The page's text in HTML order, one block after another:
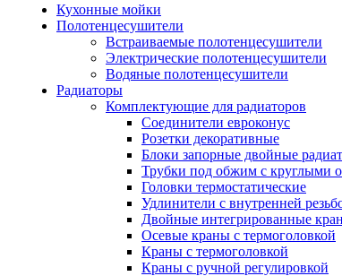
Кухонные мойки
Полотенцесушители
Встраиваемые полотенцесушители
Электрические полотенцесушители
Водяные полотенцесушители
Радиаторы
Комплектующие для радиаторов
Соединители евроконус
Розетки декоративные
Блоки запорные двойные
Трубки под обжим с круглыми
Головки термостатические
Удлинители с внутренней
Двойные интегрированные
Осевые краны с термоголовкой
Краны с термоголовкой
Краны с ручной регулировкой